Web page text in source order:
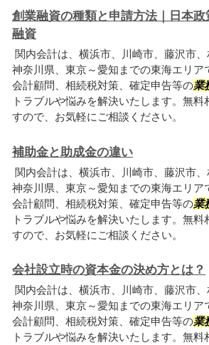
創業融資の種類と申請方法｜日本
融資
関内会計は、横浜市、川崎市、藤沢市、
神奈川県、東京～愛知までの東海エリア
会計顧問、相続税対策、確定申告等の業
トラブルや悩みを解決いたします。無料
すので、お気軽にご相談ください。
補助金と助成金の違い
関内会計は、横浜市、川崎市、藤沢市、
神奈川県、東京～愛知までの東海エリア
会計顧問、相続税対策、確定申告等の業
トラブルや悩みを解決いたします。無料
すので、お気軽にご相談ください。
会社設立時の資本金の決め方とは？
関内会計は、横浜市、川崎市、藤沢市、
神奈川県、東京～愛知までの東海エリア
会計顧問、相続税対策、確定申告等の業
トラブルや悩みを解決いたします。無料